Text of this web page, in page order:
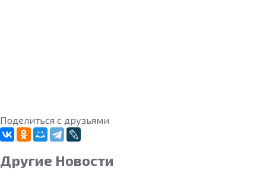
Поделиться с друзьями
Другие Новости